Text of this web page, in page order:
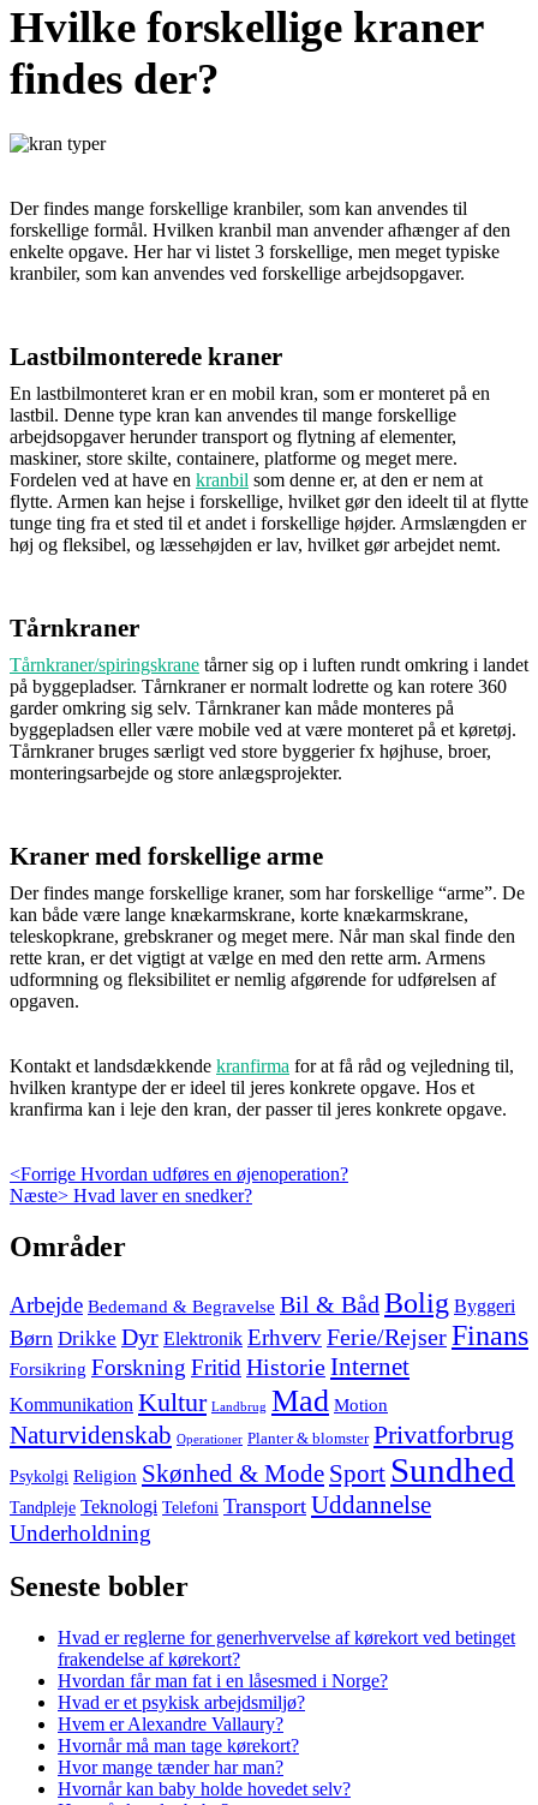
Hvilke forskellige kraner
findes der?
Der findes mange forskellige kranbiler, som kan anvendes til
forskellige formål. Hvilken kranbil man anvender afhænger af den
enkelte opgave. Her har vi listet 3 forskellige, men meget typiske
kranbiler, som kan anvendes ved forskellige arbejdsopgaver.
Lastbilmonterede kraner
En lastbilmonteret kran er en mobil kran, som er monteret på en
lastbil. Denne type kran kan anvendes til mange forskellige
arbejdsopgaver herunder transport og flytning af elementer,
maskiner, store skilte, containere, platforme og meget mere.
Fordelen ved at have en kranbil som denne er, at den er nem at
flytte. Armen kan hejse i forskellige, hvilket gør den ideelt til at flytte
tunge ting fra et sted til et andet i forskellige højder. Armslængden er
høj og fleksibel, og læssehøjden er lav, hvilket gør arbejdet nemt.
Tårnkraner
Tårnkraner/spiringskrane tårner sig op i luften rundt omkring i landet
på byggepladser. Tårnkraner er normalt lodrette og kan rotere 360
garder omkring sig selv. Tårnkraner kan måde monteres på
byggepladsen eller være mobile ved at være monteret på et køretøj.
Tårnkraner bruges særligt ved store byggerier fx højhuse, broer,
monteringsarbejde og store anlægsprojekter.
Kraner med forskellige arme
Der findes mange forskellige kraner, som har forskellige “arme”. De
kan både være lange knækarmskrane, korte knækarmskrane,
teleskopkrane, grebskraner og meget mere. Når man skal finde den
rette kran, er det vigtigt at vælge en med den rette arm. Armens
udformning og fleksibilitet er nemlig afgørende for udførelsen af
opgaven.
Kontakt et landsdækkende kranfirma for at få råd og vejledning til,
hvilken krantype der er ideel til jeres konkrete opgave. Hos et
kranfirma kan i leje den kran, der passer til jeres konkrete opgave.
Indlægsnavigation
<Forrige Previous
post:
Hvordan udføres en øjenoperation?
Næste> Next
Hvad laver en snedker?
Skip
to
Områder
Arbejde Bedemand & Begravelse Bil & Båd Bolig Byggeri
Børn Drikke Dyr Elektronik ErhvervFerie/RejserFinans
Forsikring Forskning Fritid HistorieInternet
Kommunikation Kultur Landbrug Mad Motion
Naturvidenskab Operationer Planter & blomster Privatforbrug
Psykolgi Religion Skønhed & Mode Sport Sundhed
Tandpleje Teknologi Telefoni Transport Uddannelse
Underholdning
Seneste bobler
Hvad er reglerne for generhvervelse af kørekort ved betinget
frakendelse af kørekort?
Hvordan får man fat i en låsesmed i Norge?
Hvad er et psykisk arbejdsmiljø?
Hvem er Alexandre Vallaury?
Hvornår må man tage kørekort?
Hvor mange tænder har man?
Hvornår kan baby holde hovedet selv?